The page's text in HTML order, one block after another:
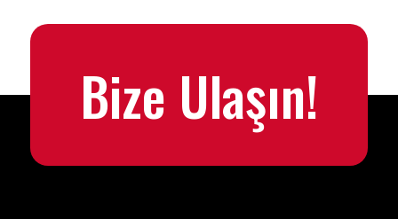
Bize Ulaşın!